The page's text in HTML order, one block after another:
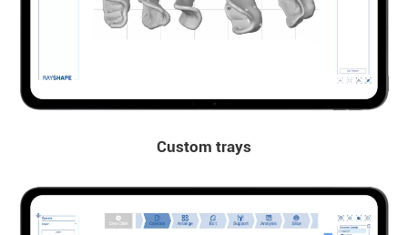
Custom trays